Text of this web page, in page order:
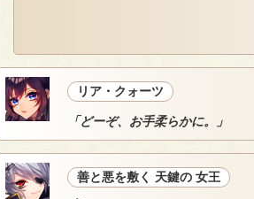
リア・クォーツ
「どーぞ、お手柔らかに。」
善と悪を敷く 天鍵の 女王